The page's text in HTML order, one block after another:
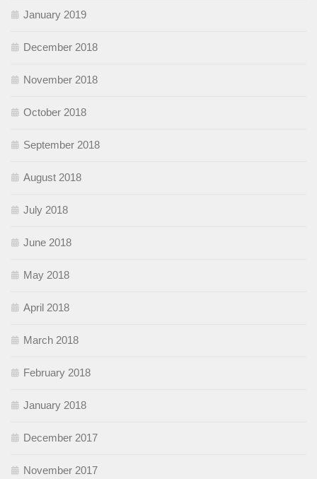
January 2019
December 2018
November 2018
October 2018
September 2018
August 2018
July 2018
June 2018
May 2018
April 2018
March 2018
February 2018
January 2018
December 2017
November 2017